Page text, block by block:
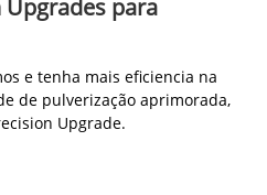
Upgrades para
e tenha mais eficiencia na
de pulverização aprimorada,
Upgrade.